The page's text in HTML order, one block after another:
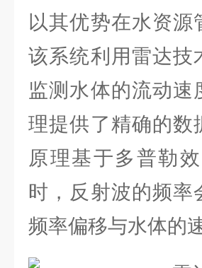
以其优势在水资
该系统利用雷达技
监测水体的流动
理提供了精确的数
原理基于多普勒
时，反射波的频
频率偏移与水体的